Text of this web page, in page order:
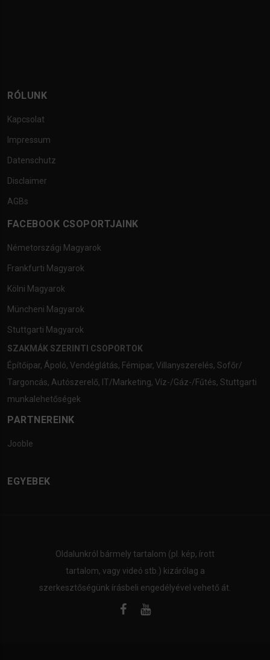
RÓLUNK
Kapcsolat
Impressum
Datenschutz
Disclaimer
AGBs
FACEBOOK CSOPORTJAINK
Németországi Magyarok
Frankfurti Magyarok
Kölni Magyarok
Müncheni Magyarok
Stuttgarti Magyarok
SZAKMÁK SZERINTI CSOPORTOK
Építőipar, Ápoló, Vendéglátás, Fémipar, Villanyszerelés, Sofőr/
Targoncás, Autószerelő, IT/Marketing, Víz-/Gáz-/Fűtés, Stuttgarti
munkalehetőségek
PARTNEREINK
Jooble
EGYEBEK
Oldalunkról bármely tartalom (pl. kép, írott
tartalom, vagy videó stb.) kizárólag a
szerkesztőségünk írásbeli engedélyével vehető át.